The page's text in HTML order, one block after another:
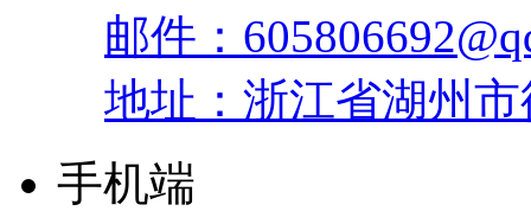
邮件：
地址：浙江省湖州
手机端